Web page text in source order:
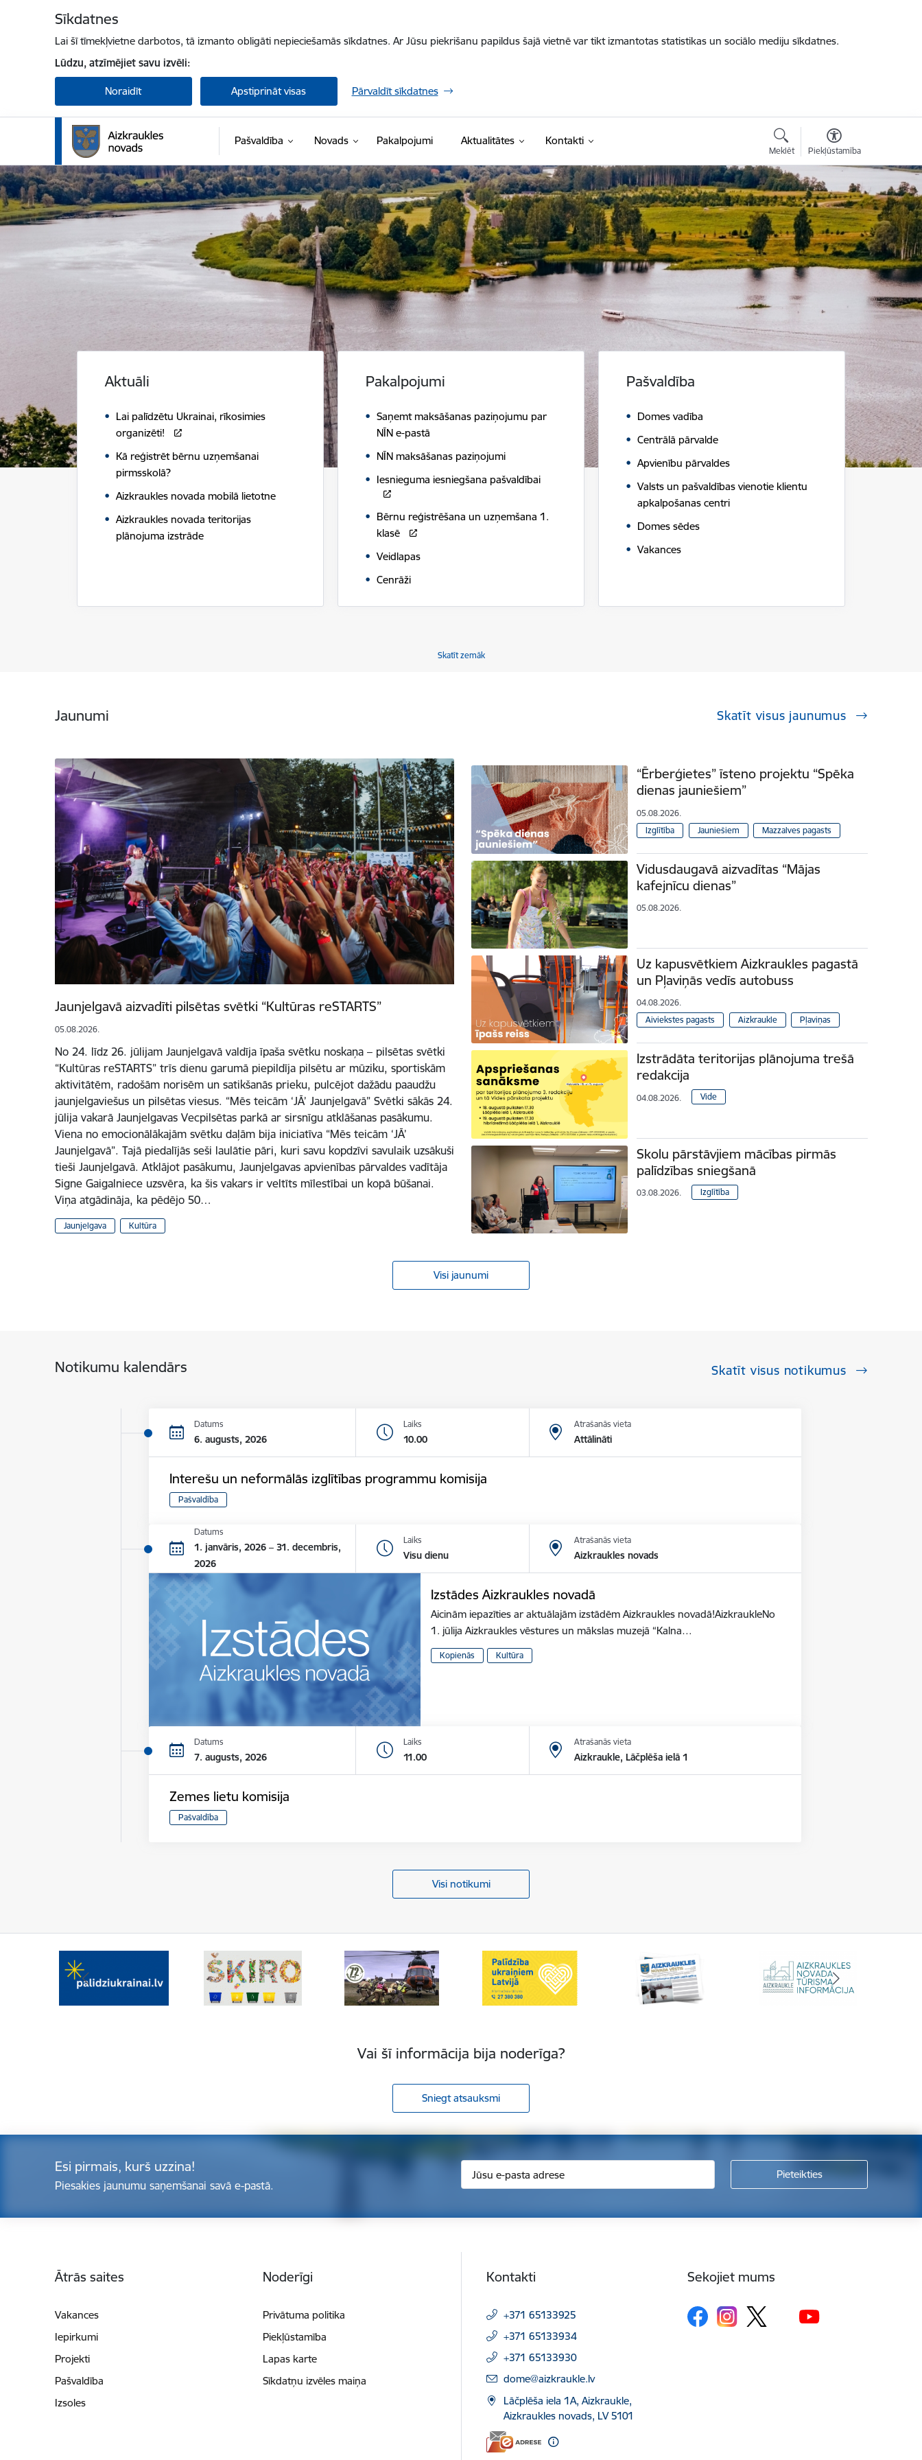
Sīkdatnes
Lai šī tīmekļvietne darbotos, tā izmanto obligāti nepieciešamās sīkdatnes. Ar Jūsu piekrišanu papildus šajā vietnē var tikt izmantotas statistikas un sociālo mediju sīkdatnes.
Lūdzu, atzīmējiet savu izvēli:
Noraidīt Apstiprināt visas Pārvaldīt sīkdatnes
Pašvaldība Novads Pakalpojumi Aktualitātes Kontakti
Meklēt Piekļūstamība
Aizkraukles novada pašvaldība
Aktuāli
Lai palīdzētu Ukrainai, rīkosimies
organizēti!
Kā reģistrēt bērnu uzņemšanai
pirmsskolā?
Aizkraukles novada mobilā lietotne
Aizkraukles novada teritorijas
plānojuma izstrāde
Pakalpojumi
Saņemt maksāšanas paziņojumu par
NĪN e-pastā
NĪN maksāšanas paziņojumi
Iesnieguma iesniegšana pašvaldībai
Bērnu reģistrēšana un uzņemšana 1.
klasē
Veidlapas
Cenrāži
Pašvaldība
Domes vadība
Centrālā pārvalde
Apvienību pārvaldes
Valsts un pašvaldības vienotie klientu
apkalpošanas centri
Domes sēdes
Vakances
Skatīt zemāk
Jaunumi Skatīt visus jaunumus
Jaunjelgavā aizvadīti pilsētas svētki “Kultūras reSTARTS”
05.08.2026.
No 24. līdz 26. jūlijam Jaunjelgavā valdīja īpaša svētku noskaņa – pilsētas svētki
“Kultūras reSTARTS” trīs dienu garumā piepildīja pilsētu ar mūziku, sportiskām
aktivitātēm, radošām norisēm un satikšanās prieku, pulcējot dažādu paaudžu
jaunjelgaviešus un pilsētas viesus. “Mēs teicām ‘JĀ’ Jaunjelgavā” Svētki sākās 24.
jūlija vakarā Jaunjelgavas Vecpilsētas parkā ar sirsnīgu atklāšanas pasākumu.
Viena no emocionālākajām svētku daļām bija iniciatīva “Mēs teicām ‘JĀ’
Jaunjelgavā”. Tajā piedalījās seši laulātie pāri, kuri savu kopdzīvi savulaik uzsākuši
tieši Jaunjelgavā. Atklājot pasākumu, Jaunjelgavas apvienības pārvaldes vadītāja
Signe Gaigalniece uzsvēra, ka šis vakars ir veltīts mīlestībai un kopā būšanai.
Viņa atgādināja, ka pēdējo 50…
Jaunjelgava Kultūra
“Ērberģietes” īsteno projektu “Spēka
dienas jauniešiem”
05.08.2026.
Izglītība
Jauniešiem Mazzalves pagasts
Vidusdaugavā aizvadītas “Mājas
kafejnīcu dienas”
05.08.2026.
Uz kapusvētkiem Aizkraukles pagastā
un Pļaviņās vedīs autobuss
04.08.2026.
Aiviekstes pagasts
Aizkraukle Pļaviņas
Izstrādāta teritorijas plānojuma trešā
redakcija
04.08.2026. Vide
Skolu pārstāvjiem mācības pirmās
palīdzības sniegšanā
03.08.2026. Izglītība
Visi jaunumi
Notikumu kalendārs Skatīt visus notikumus
Datums
6. augusts, 2026
Laiks
10.00
Atrašanās vieta
Attālināti
Interešu un neformālās izglītības programmu komisija
Pašvaldība
Datums
1. janvāris, 2026 – 31. decembris,
2026
Laiks
Visu dienu
Atrašanās vieta
Aizkraukles novads
Izstādes Aizkraukles novadā
Aicinām iepazīties ar aktuālajām izstādēm Aizkraukles novadā!AizkraukleNo
1. jūlija Aizkraukles vēstures un mākslas muzejā “Kalna…
Kopienās Kultūra
Datums
7. augusts, 2026
Laiks
11.00
Atrašanās vieta
Aizkraukle, Lāčplēša ielā 1
Zemes lietu komisija
Pašvaldība
Visi notikumi
Vai šī informācija bija noderīga?
Sniegt atsauksmi
Esi pirmais, kurš uzzina!
Piesakies jaunumu saņemšanai savā e-pastā.
Ātrās saites
Vakances
Iepirkumi
Projekti
Pašvaldība
Izsoles
Noderīgi
Privātuma politika
Piekļūstamība
Lapas karte
Sīkdatņu izvēles maiņa
Kontakti
+371 65133925
+371 65133934
+371 65133930
E-pasts:
dome@aizkraukle.lv
Lāčplēša iela 1A, Aizkraukle,
Aizkraukles novads, LV 5101
Sekojiet mums